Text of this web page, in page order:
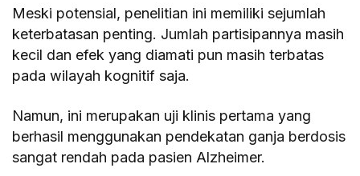
Meski potensial, penelitian ini memiliki sejumlah
keterbatasan penting. Jumlah partisipannya masih
kecil dan efek yang diamati pun masih terbatas
pada wilayah kognitif saja.
Namun, ini merupakan uji klinis pertama yang
berhasil menggunakan pendekatan ganja berdosis
sangat rendah pada pasien Alzheimer.